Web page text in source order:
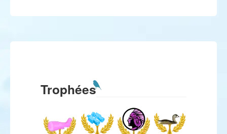
Trophées